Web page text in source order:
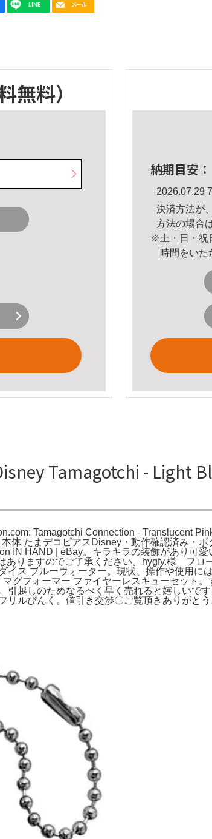
無料）
納期目安：
2026.07.29
決済方法が
方法の場合
※土・日・祝
時間をいた
Tamagotchi - Light
Tamagotchi Connection - Translucent
体 たまデコピアスDisney・動作確認済み・
IN HAND | eBay。キラキラの装飾があり可
ありますのでご了承ください。hygfy.様 フ
ス ブルーウォーター。現状、操作や使用に
グフォーマー ファイヤーレスキューセット
しのためなるべく早く売れると嬉しいです
ルぴんく。値引き交渉〇ご覧頂きありがとう